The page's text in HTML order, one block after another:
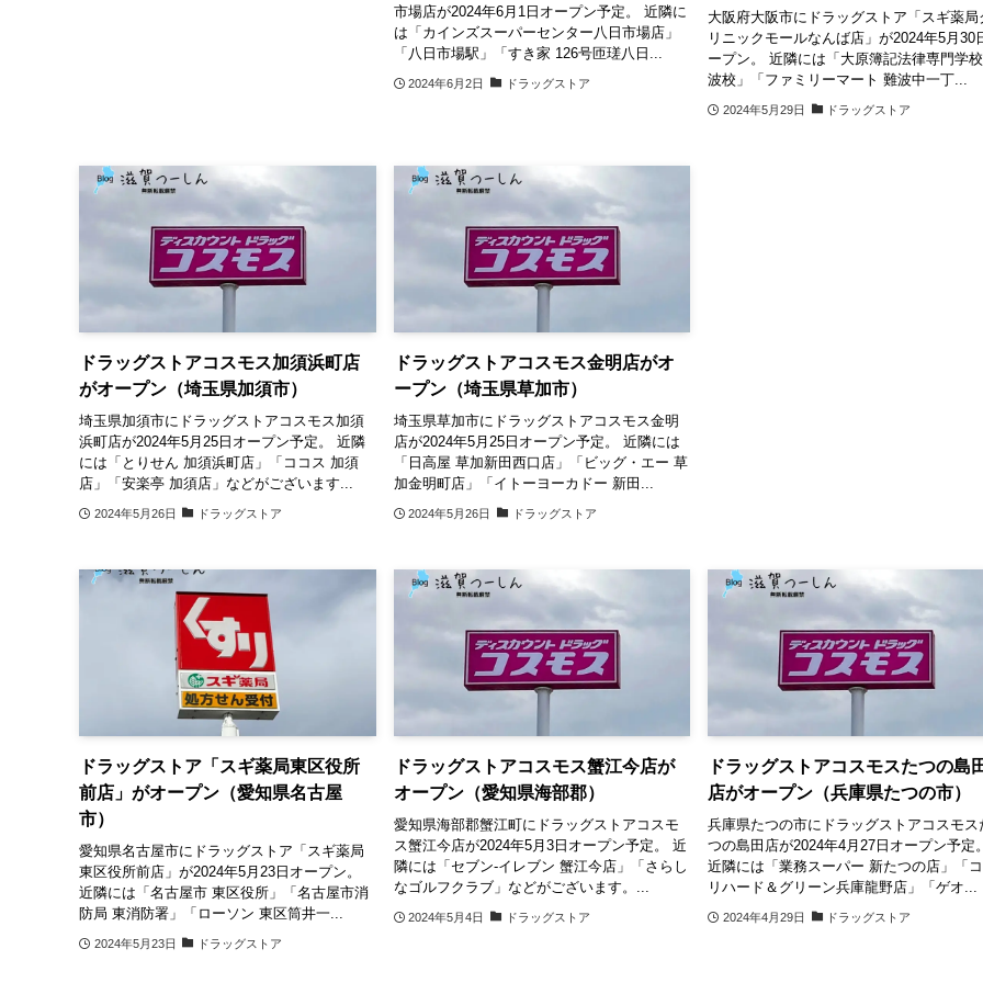
市場店が2024年6月1日オープン予定。 近隣に
は「カインズスーパーセンター八日市場店」
「八日市場駅」「すき家 126号匝瑳八日...
2024年6月2日 ドラッグストア
大阪府大阪市にドラッグストア「スギ薬局
リニックモールなんば店」が2024年5月30
ープン。 近隣には「大原簿記法律専門学
波校」「ファミリーマート 難波中一丁...
2024年5月29日 ドラッグストア
ドラッグストアコスモス加須浜町店
がオープン（埼玉県加須市）
埼玉県加須市にドラッグストアコスモス加須
浜町店が2024年5月25日オープン予定。 近隣
には「とりせん 加須浜町店」「ココス 加須
店」「安楽亭 加須店」などがございます...
2024年5月26日 ドラッグストア
ドラッグストアコスモス金明店がオ
ープン（埼玉県草加市）
埼玉県草加市にドラッグストアコスモス金明
店が2024年5月25日オープン予定。 近隣には
「日高屋 草加新田西口店」「ビッグ・エー 草
加金明町店」「イトーヨーカドー 新田...
2024年5月26日 ドラッグストア
ドラッグストア「スギ薬局東区役所
前店」がオープン（愛知県名古屋
市）
愛知県名古屋市にドラッグストア「スギ薬局
東区役所前店」が2024年5月23日オープン。
近隣には「名古屋市 東区役所」「名古屋市消
防局 東消防署」「ローソン 東区筒井一...
2024年5月23日 ドラッグストア
ドラッグストアコスモス蟹江今店が
オープン（愛知県海部郡）
愛知県海部郡蟹江町にドラッグストアコスモ
ス蟹江今店が2024年5月3日オープン予定。 近
隣には「セブン-イレブン 蟹江今店」「さらし
なゴルフクラブ」などがございます。...
2024年5月4日 ドラッグストア
ドラッグストアコスモスたつの島
店がオープン（兵庫県たつの市）
兵庫県たつの市にドラッグストアコスモス
つの島田店が2024年4月27日オープン予定。
近隣には「業務スーパー 新たつの店」「
リハード＆グリーン兵庫龍野店」「ゲオ...
2024年4月29日 ドラッグストア